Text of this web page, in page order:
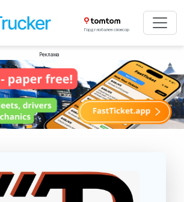
Горд глобален спонсор
Реклама